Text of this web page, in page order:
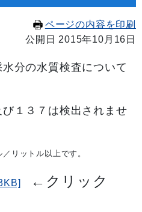
ページの内容を印刷
公開日 2015年10月16日
分の水質検査について
１３７は検出されませ
リットル以上です。
← クリック